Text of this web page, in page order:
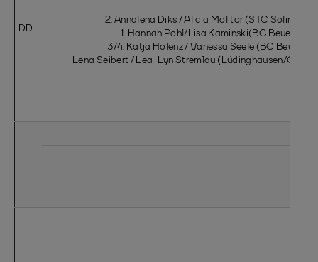
DD
2. Annalena Diks / Alicia Molitor (STC Solingen),
1. Hannah Pohl/ Lisa Kaminski(BC Beuel),
3/4. Katja Holenz / Vanessa Seele (BC Beuel)
Lena Seibert / Lea-Lyn Stremlau (Lüdinghausen/GW